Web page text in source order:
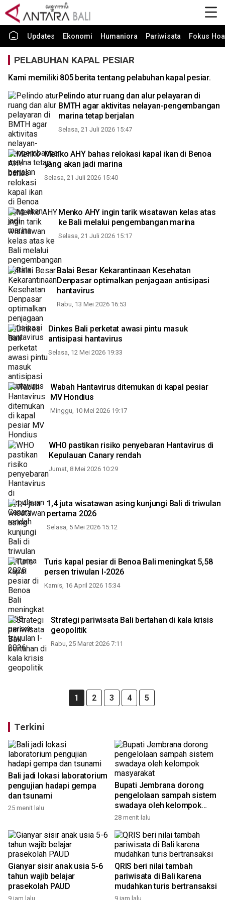
Updates Ekonomi Humaniora Pariwisata Fokus
PELABUHAN KAPAL PESIAR
Kami memiliki 805 berita tentang pelabuhan kapal pesiar.
Pelindo atur ruang dan alur pelayaran di
BMTH agar aktivitas nelayan-pengembangan
marina tetap berjalan
Selasa, 21 Juli 2026 15:47
Menko AHY bahas relokasi kapal ikan di Benoa
yang akan jadi marina
Selasa, 21 Juli 2026 15:40
Menko AHY ingin tarik wisatawan kelas atas
ke Bali melalui pengembangan marina
Selasa, 21 Juli 2026 15:17
Balai Besar Kekarantinaan Kesehatan
Denpasar optimalkan penjagaan antisipasi
hantavirus
Rabu, 13 Mei 2026 16:53
Dinkes Bali perketat awasi pintu masuk
antisipasi hantavirus
Selasa, 12 Mei 2026 19:33
Wabah Hantavirus ditemukan di kapal pesiar
MV Hondius
Minggu, 10 Mei 2026 19:17
WHO pastikan risiko penyebaran Hantavirus di
Kepulauan Canary rendah
Jumat, 8 Mei 2026 10:29
1,4 juta wisatawan asing kunjungi Bali di triwulan
pertama 2026
Selasa, 5 Mei 2026 15:12
Turis kapal pesiar di Benoa Bali meningkat 5,58
persen triwulan I-2026
Kamis, 16 April 2026 15:34
Strategi pariwisata Bali bertahan di kala krisis
geopolitik
Rabu, 25 Maret 2026 7:11
1 2 3 4 5
Terkini
Bali jadi lokasi laboratorium
pengujian hadapi gempa
dan tsunami
25 menit lalu
Bupati Jembrana dorong
pengelolaan sampah sistem
swadaya oleh kelompok
masyarakat
28 menit lalu
Gianyar sisir anak usia 5-6
tahun wajib belajar
prasekolah PAUD
9 jam lalu
QRIS beri nilai tambah
pariwisata di Bali karena
mudahkan turis bertransaksi
9 jam lalu